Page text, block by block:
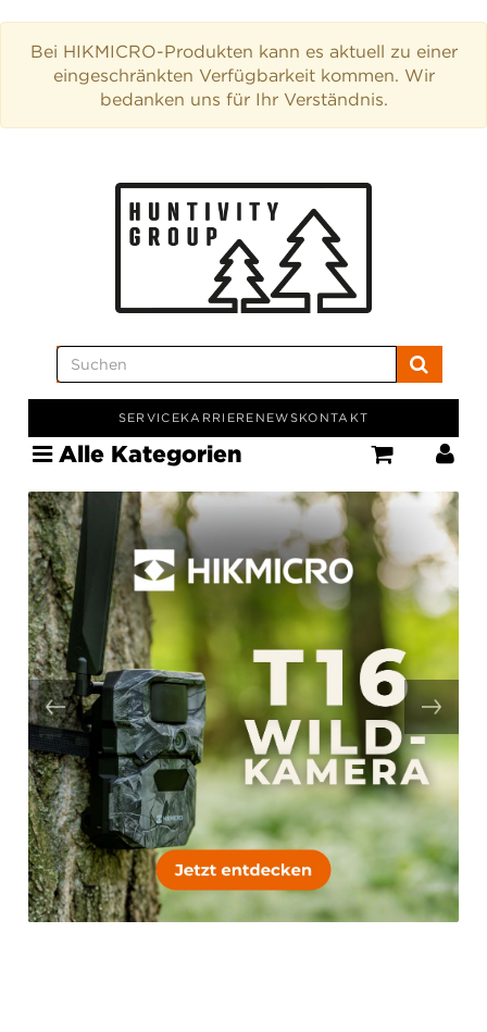
Bei HIKMICRO-Produkten kann es aktuell zu einer
eingeschränkten Verfügbarkeit kommen. Wir
bedanken uns für Ihr Verständnis.
SERVICEKARRIERE NEWSKONTAKT
Alle Kategorien